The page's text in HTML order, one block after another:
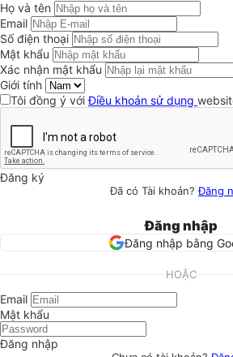
Họ và tên
Email
Số điện thoại
Mật khẩu
Xác nhận mật khẩu
Giới tính
Tôi đồng ý vớiĐiều khoản sử dụng
Đăng ký
Đã có Tài khoản?Đăng
Đăng nhập
Đăng nhập bằng
HOẶC
Email
Mật khẩu
Đăng nhập